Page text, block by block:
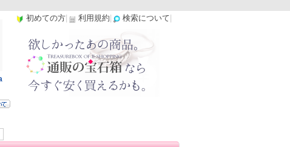
初めての方 利用規約 検索について